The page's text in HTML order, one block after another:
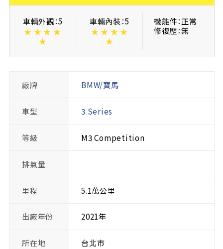
車輛外觀：5
★ ★ ★ ★
★
車輛內裝：5
★ ★ ★ ★
★
機能件：正常
修復歴：無
廠牌 BMW/寶馬
車型 3 Series
等級 M3 Competition
排氣量
里程 5.1萬公里
出廠年份 2021年
所在地 台北市